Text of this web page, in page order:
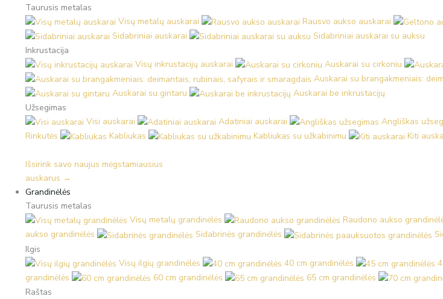
Taurusis metalas
Visų metalų auskarai
Rausvo aukso auskarai
Sidabriniai auskarai
Sidabriniai auskarai su auksu
Inkrustacija
Visų inkrustacijų auskarai
Auskarai su cirkoniu
Auskarai su brangakmeniais:
Auskarai su gintaru
Auskarai be inkrustacijų
Užsegimas
Visi auskarai
Adatiniai auskarai Angliškas
Rinkutės
Kabliukas Kabliukas su užkabinimu Kiti
Išsirink savo naujus mėgstamiausius
auskarus →
Grandinėlės
Taurusis metalas
Visų metalų grandinėlės
Raudono aukso
aukso grandinėlės
Sidabrinės grandinėlės
Ilgis
Visų ilgių grandinėlės
40 cm grandinėlės
grandinėlės
60 cm grandinėlės 65 cm grandinėlės
Raštas